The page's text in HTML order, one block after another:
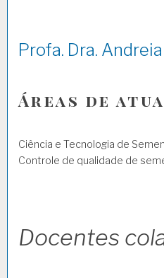
Profa. Dra.
Áreas de
Ciência e Tecnologia de
Controle de qualidade de
Docentes